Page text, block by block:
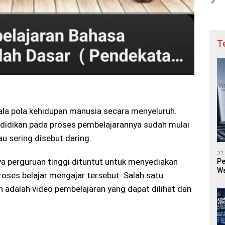
pola kehidupan manusia secara menyeluruh.
pada proses pembelajarannya sudah mulai
sering disebut daring.
perguruan tinggi dituntut untuk menyediakan
belajar mengajar tersebut. Salah satu
adalah video pembelajaran yang dapat dilihat dan